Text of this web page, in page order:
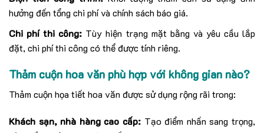
hưởng đến tổng chi phí và chính sách báo giá.
Chi phí thi công: Tùy hiện trạng mặt bằng và yêu cầu lắp
đặt, chi phí thi công có thể được tính riêng.
Thảm cuộn hoa văn phù hợp với không gian nào?
Thảm cuộn họa tiết hoa văn được sử dụng rộng rãi trong:
Khách sạn, nhà hàng cao cấp: Tạo điểm nhấn sang trọng,